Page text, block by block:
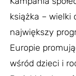
książka – wielki
największy
Europie
wśród dzieci i